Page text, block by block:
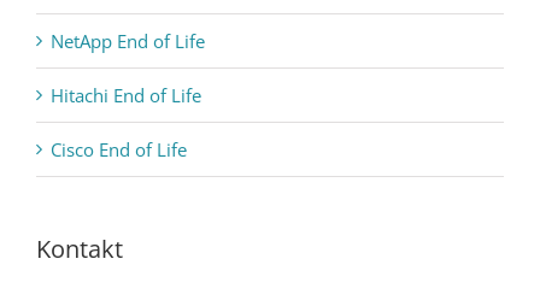
NetApp End of Life
Hitachi End of Life
Cisco End of Life
Kontakt